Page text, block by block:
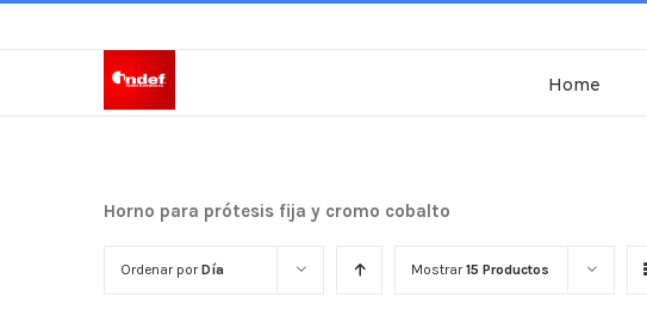
Home
Horno para prótesis fija y cromo cobalto
Ordenar porDía Mostrar15 Productos